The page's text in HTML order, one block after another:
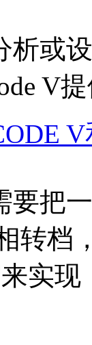
或
V
把一
转档
实